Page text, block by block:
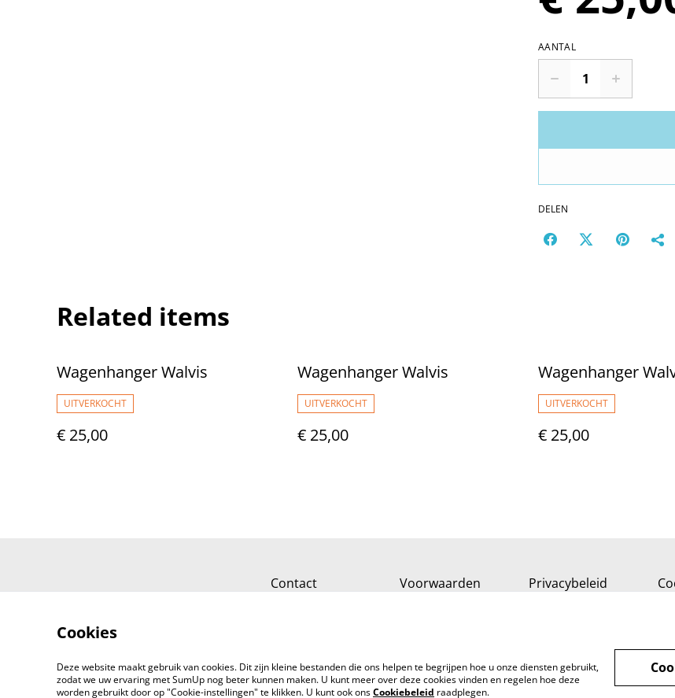
AANTAL
DELEN
Related items
Wagenhanger Walvis
UITVERKOCHT
€ 25,00
Wagenhanger Walvis
UITVERKOCHT
€ 25,00
Wagenhanger
UITVERKOCHT
€ 25,00
Contact Voorwaarden Privacybeleid
Cookies
Deze website maakt gebruik van cookies. Dit zijn kleine bestanden die ons helpen te begrijpen hoe u onze diensten gebruikt,
zodat we uw ervaring met SumUp nog beter kunnen maken. U kunt meer over deze cookies vinden en regelen hoe deze
worden gebruikt door op "Cookie-instellingen" te klikken. U kunt ook onsCookiebeleid raadplegen.